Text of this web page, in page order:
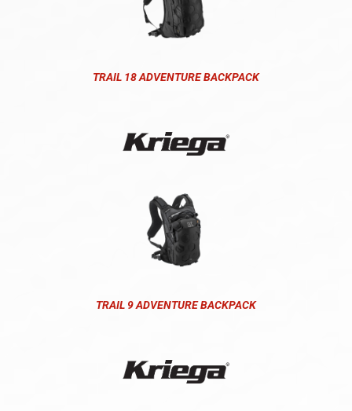
TRAIL 18 ADVENTURE BACKPACK
TRAIL 9 ADVENTURE BACKPACK